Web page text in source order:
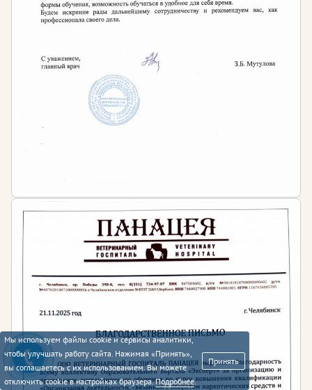
Мы используем файлы cookie и сервисы аналитики,
чтобы улучшать работу сайта. Нажимая «Принять»,
вы соглашаетесь с их использованием. Вы можете
отключить cookie в настройках браузера.Подробнее.
Принять